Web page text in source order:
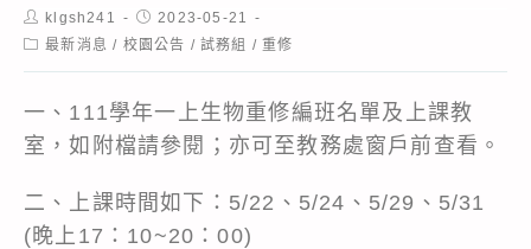
Post
author:
klgsh241
Post
published:
2023-05-21
Post最新消息 / 校園公告 / 試務組 / 重修
一、111學年一上生物重修編班名單及上課教
室，如附檔請參閱；亦可至教務處窗戶前查看。
二、上課時間如下：5/22、5/24、5/29、5/31
(晚上17：10~20：00)